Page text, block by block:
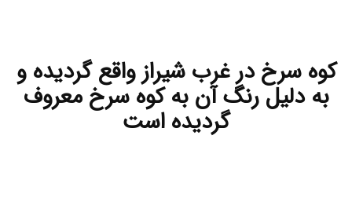
کوه سرخ در غرب شیراز واقع گردیده و
به دلیل رنگ آن به کوه سرخ معروف
گردیده است